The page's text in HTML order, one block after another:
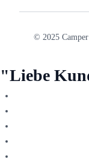
© 2025
"Liebe